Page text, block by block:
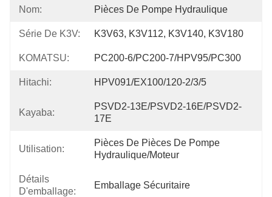
Nom: Pièces De Pompe Hydraulique
Série De K3V: K3V63, K3V112, K3V140, K3V180
KOMATSU: PC200-6/PC200-7/HPV95/PC300
Hitachi: HPV091/EX100/120-2/3/5
Kayaba:
PSVD2-13E/PSVD2-16E/PSVD2-
17E
Utilisation:
Pièces De Pièces De Pompe
Hydraulique/moteur
Détails
D'emballage:
Emballage Sécuritaire